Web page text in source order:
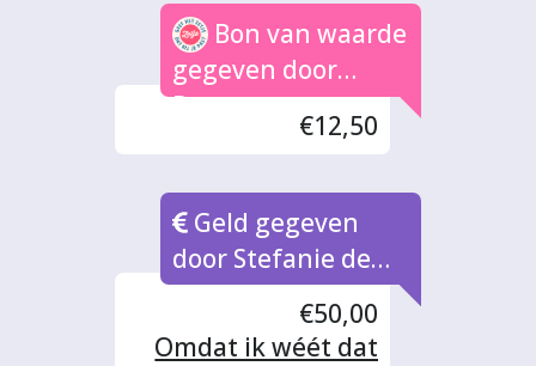
Bon van waarde
gegeven door
Dragster
€12,50
Geld gegeven
door Stefanie de
Coster
€50,00
Omdat ik wéét dat